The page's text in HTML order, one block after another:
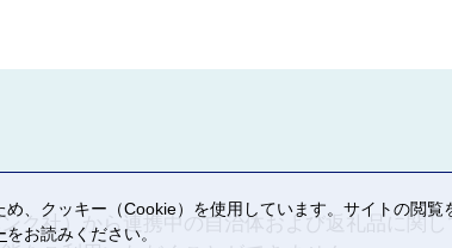
意事項】
と環境のために
ク社）から連携中の自治体および返礼品に関
、クッキー（Cookie）を使用しています。サイトの閲
をお読みください。